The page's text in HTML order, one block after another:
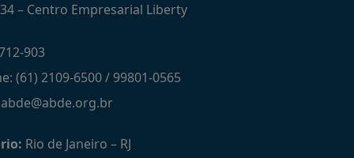
– Centro Empresarial Liberty
903
(61) 2109-6500 / 99801-0565
Rio de Janeiro – RJ